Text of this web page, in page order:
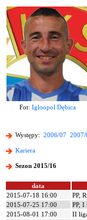
Fot: Igloopol Dębica
Występy: 2006/07 2007/
Kariera
Sezon 2015/16
data
2015-07-18 16:00
PP,
2015-07-25 17:00
PP, I
2015-08-01 17:00
II